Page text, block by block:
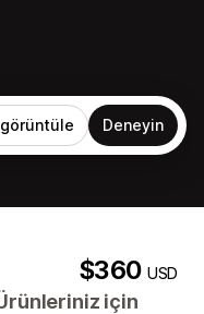
Deneyin
$360USD
için